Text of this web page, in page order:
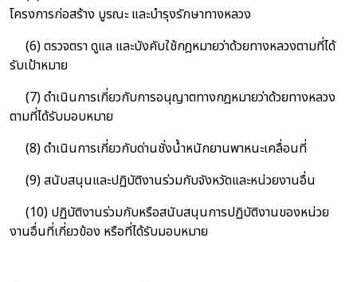
โครงการก่อสร้าง บูรณะ และบำรุงรักษาทางหลวง
(6) ตรวจตรา ดูแล และบังคับใช้กฎหมายว่าด้วยทางหลวงตามที่ได้
รับเป้าหมาย
(7) ดำเนินการเกี่ยวกับการอนุญาตทางกฎหมายว่าด้วยทางหลวง
ตามที่ได้รับมอบหมาย
(8) ดำเนินการเกี่ยวกับด่านชั่งน้ำหนักยานพาหนะเคลื่อนที่
(9) สนับสนุนและปฏิบัติงานร่วมกับจังหวัดและหน่วยงานอื่น
(10) ปฏิบัติงานร่วมกับหรือสนับสนุนการปฏิบัติงานของหน่วย
งานอื่นที่เกี่ยวข้อง หรือที่ได้รับมอบหมาย